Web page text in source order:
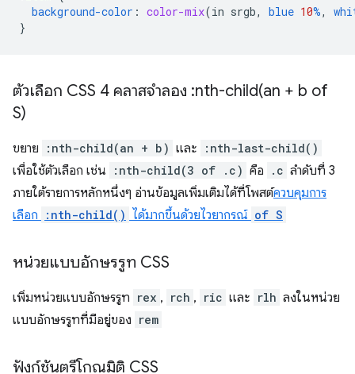
background-color : color-mix(in srgb, blue 10%,
}
ตัวเลือก CSS 4 คลาสจำลอง :nth-child(an + b of
S)
ขยาย :nth-child(an + b) และ :nth-last-child()
เพื่อใช้ตัวเลือก เช่น :nth-child(3 of .c) คือ .c ลำดับที่ 3
ภายใต้รายการหลักหนึ่งๆ อ่านข้อมูลเพิ่มเติมได้ที่โพสต์ควบคุมการ
เลือก
:nth-child() ได้มากขึ้นด้วยไวยากรณ์ of S
หน่วยแบบอักษรรูท CSS
เพิ่มหน่วยแบบอักษรรูท rex , rch , ric และ rlh ลงในหน่วย
แบบอักษรรูทที่มีอยู่ของ rem
ฟังก์ชันตรีโกณมิติ CSS